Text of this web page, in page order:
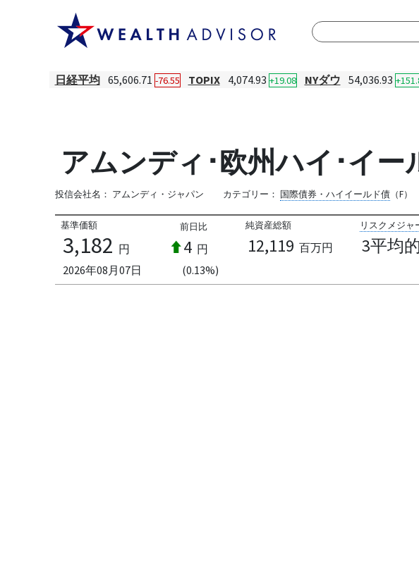
日経平均 65,606.71 -76.55 TOPIX 4,074.93 +19.08 NYダウ 54,036.93
アムンディ･欧州ハイ･イー
投信会社名： アムンディ・ジャパン カテゴリー： 国際債券・ハイイールド債（F）
基準価額
3,182 円
2026年08月07日
前日比
4 円
(0.13%)
純資産総額
12,119 百万円
リスクメジャ
3平均的